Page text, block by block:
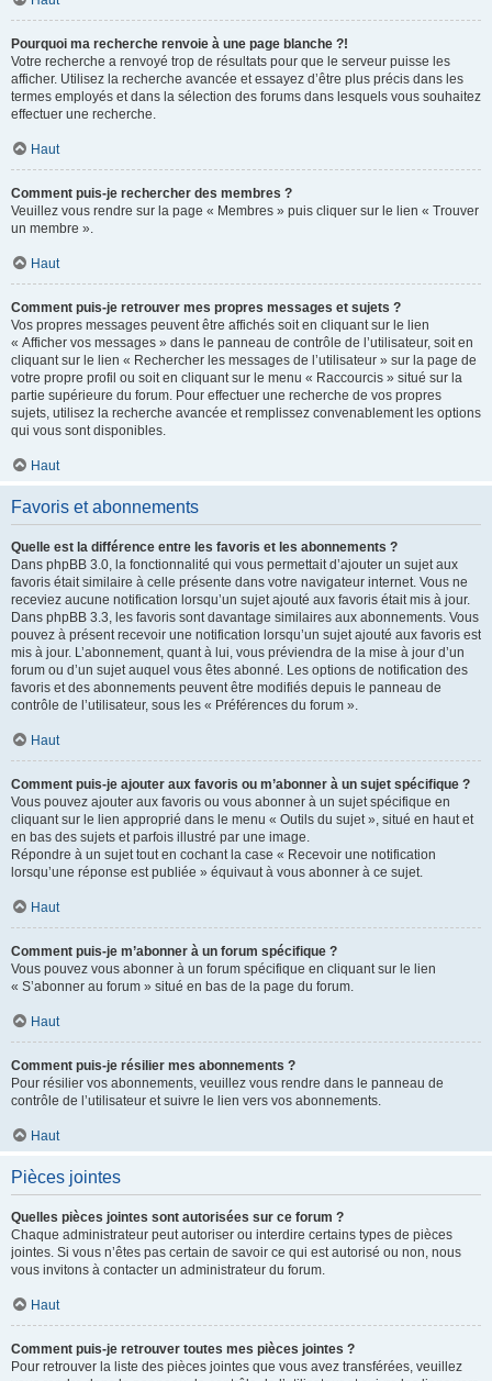
Pourquoi ma recherche renvoie à une page blanche ?!
Votre recherche a renvoyé trop de résultats pour que le serveur puisse les
afficher. Utilisez la recherche avancée et essayez d’être plus précis dans les
termes employés et dans la sélection des forums dans lesquels vous souhaitez
effectuer une recherche.
Haut
Comment puis-je rechercher des membres ?
Veuillez vous rendre sur la page « Membres » puis cliquer sur le lien « Trouver
un membre ».
Haut
Comment puis-je retrouver mes propres messages et sujets ?
Vos propres messages peuvent être affichés soit en cliquant sur le lien
« Afficher vos messages » dans le panneau de contrôle de l’utilisateur, soit en
cliquant sur le lien « Rechercher les messages de l’utilisateur » sur la page de
votre propre profil ou soit en cliquant sur le menu « Raccourcis » situé sur la
partie supérieure du forum. Pour effectuer une recherche de vos propres
sujets, utilisez la recherche avancée et remplissez convenablement les options
qui vous sont disponibles.
Haut
Favoris et abonnements
Quelle est la différence entre les favoris et les abonnements ?
Dans phpBB 3.0, la fonctionnalité qui vous permettait d’ajouter un sujet aux
favoris était similaire à celle présente dans votre navigateur internet. Vous ne
receviez aucune notification lorsqu’un sujet ajouté aux favoris était mis à jour.
Dans phpBB 3.3, les favoris sont davantage similaires aux abonnements. Vous
pouvez à présent recevoir une notification lorsqu’un sujet ajouté aux favoris est
mis à jour. L’abonnement, quant à lui, vous préviendra de la mise à jour d’un
forum ou d’un sujet auquel vous êtes abonné. Les options de notification des
favoris et des abonnements peuvent être modifiés depuis le panneau de
contrôle de l’utilisateur, sous les « Préférences du forum ».
Haut
Comment puis-je ajouter aux favoris ou m’abonner à un sujet spécifique ?
Vous pouvez ajouter aux favoris ou vous abonner à un sujet spécifique en
cliquant sur le lien approprié dans le menu « Outils du sujet », situé en haut et
en bas des sujets et parfois illustré par une image.
Répondre à un sujet tout en cochant la case « Recevoir une notification
lorsqu’une réponse est publiée » équivaut à vous abonner à ce sujet.
Haut
Comment puis-je m’abonner à un forum spécifique ?
Vous pouvez vous abonner à un forum spécifique en cliquant sur le lien
« S’abonner au forum » situé en bas de la page du forum.
Haut
Comment puis-je résilier mes abonnements ?
Pour résilier vos abonnements, veuillez vous rendre dans le panneau de
contrôle de l’utilisateur et suivre le lien vers vos abonnements.
Haut
Pièces jointes
Quelles pièces jointes sont autorisées sur ce forum ?
Chaque administrateur peut autoriser ou interdire certains types de pièces
jointes. Si vous n’êtes pas certain de savoir ce qui est autorisé ou non, nous
vous invitons à contacter un administrateur du forum.
Haut
Comment puis-je retrouver toutes mes pièces jointes ?
Pour retrouver la liste des pièces jointes que vous avez transférées, veuillez